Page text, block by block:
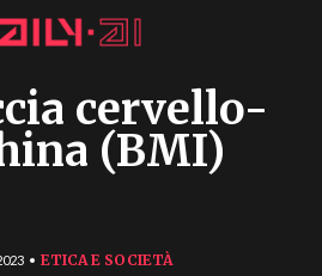
cervello-
(BMI)
ETICA E SOCIETÀ